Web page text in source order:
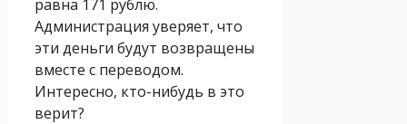
равна 171 рублю.
Администрация уверяет, что
эти деньги будут возвращены
вместе с переводом.
Интересно, кто-нибудь в это
верит?